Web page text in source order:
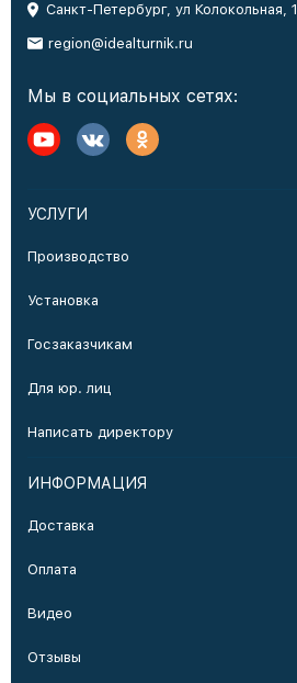
Санкт-Петербург, ул Колокольная, 1
region@idealturnik.ru
Мы в социальных сетях:
УСЛУГИ
Производство
Установка
Госзаказчикам
Для юр. лиц
Написать директору
ИНФОРМАЦИЯ
Доставка
Оплата
Видео
Отзывы